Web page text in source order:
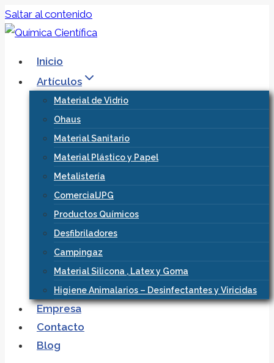
Saltar al contenido
Inicio
Artículos
Material de Vidrio
Ohaus
Material Sanitario
Material Plástico y Papel
Metalistería
ComercialJPG
Productos Químicos
Desfibriladores
Campingaz
Material Silicona , Latex y Goma
Higiene Animalarios – Desinfectantes y Viricidas
Empresa
Contacto
Blog